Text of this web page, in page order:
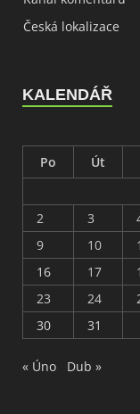
Česká lokalizace
KALENDÁŘ
Po
Út
2
3
9
10
16
17
23
24
30
31
« Úno Dub »